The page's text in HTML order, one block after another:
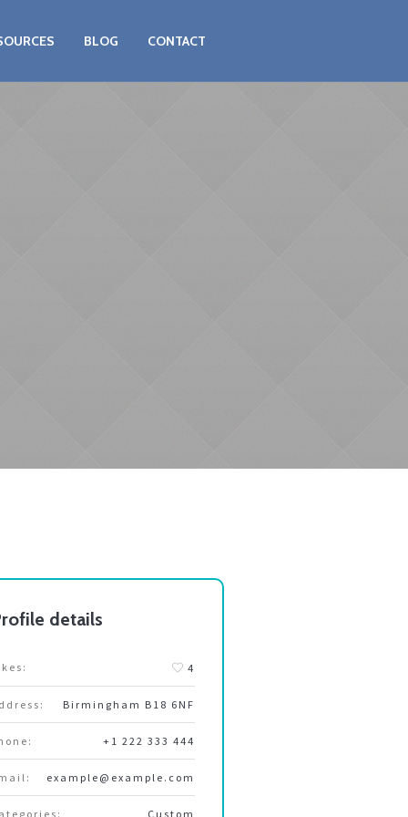
BLOG CONTACT
details
4
Birmingham B18 6NF
+1 222 333 444
example@example.com
Сustom